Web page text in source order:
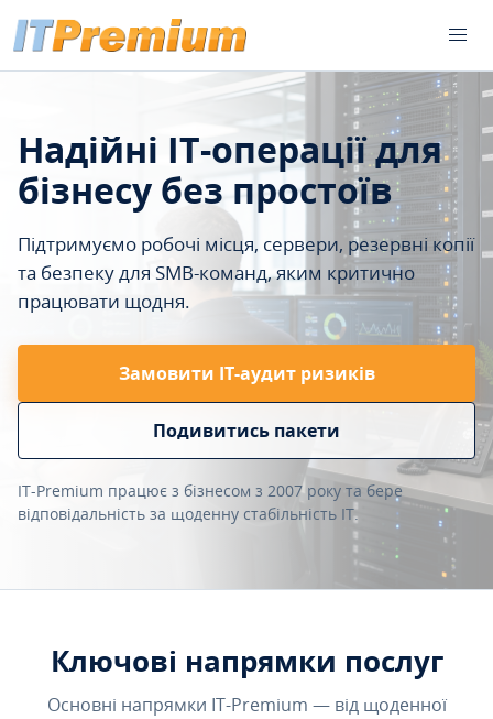
Надійні IT-операції для
бізнесу без простоїв
Підтримуємо робочі місця, сервери, резервні копії
та безпеку для SMB-команд, яким критично
працювати щодня.
Замовити ІТ-аудит ризиків
Подивитись пакети
IT-Premium працює з бізнесом з 2007 року та бере
відповідальність за щоденну стабільність IT.
Ключові напрямки послуг
Основні напрямки IT-Premium — від щоденної